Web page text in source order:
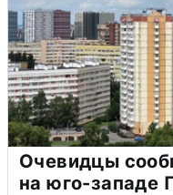
Очевидцы
на юго-западе